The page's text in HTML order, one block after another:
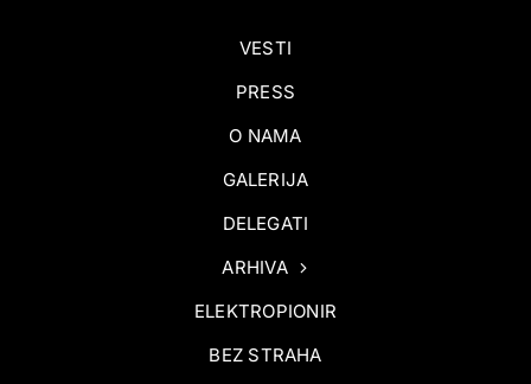
VESTI
PRESS
O NAMA
GALERIJA
DELEGATI
ARHIVA
ELEKTROPIONIR
BEZ STRAHA